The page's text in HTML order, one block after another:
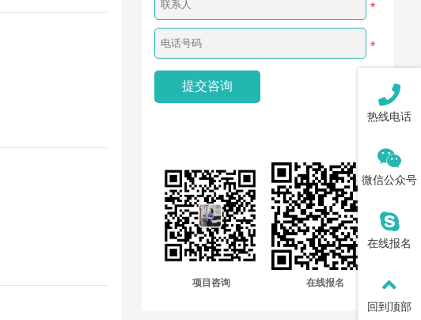
*
*
项目咨询 在线报名
热线电话
微信公众号
在线报名
回到顶部